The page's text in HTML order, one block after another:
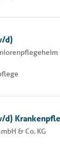
d)
d)
& Co. KG